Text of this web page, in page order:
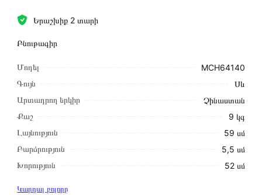
Երաշխիք 2 տարի
Բնութագիր
Մոդել
MCH64140
Գույն
Սև
Արտադրող երկիր
Չինաստան
Քաշ
9 կգ
Լայնություն
59 սմ
Բարձրություն
5,5 սմ
Խորություն
52 սմ
Կարդալ բոլորը